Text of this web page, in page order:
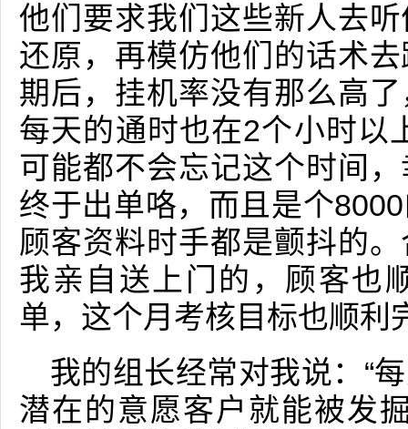
他们要求我们这些新人去
还原，再模仿他们的话术
期后，挂机率没有那么高
每天的通时也在2个小时以
可能都不会忘记这个时间
终于出单咯，而且是个
顾客资料时手都是颤抖的
我亲自送上门的，顾客也
单，这个月考核目标也顺利
我的组长经常对我说：“
潜在的意愿客户就能被发